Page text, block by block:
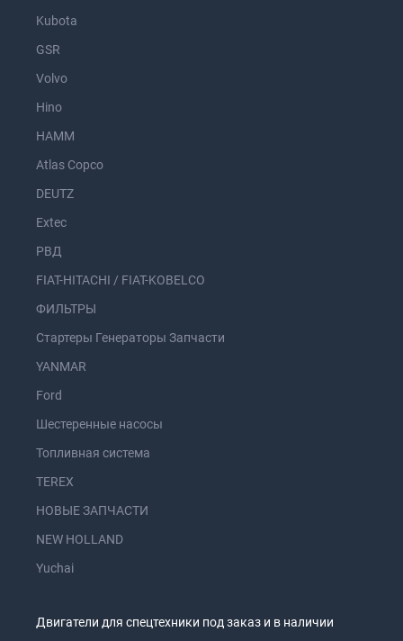
Kubota
GSR
Volvo
Hino
HAMM
Atlas Copco
DEUTZ
Extec
РВД
FIAT-HITACHI / FIAT-KOBELCO
ФИЛЬТРЫ
Стартеры Генераторы Запчасти
YANMAR
Ford
Шестеренные насосы
Топливная система
TEREX
НОВЫЕ ЗАПЧАСТИ
NEW HOLLAND
Yuchai
Двигатели для спецтехники под заказ и в наличии